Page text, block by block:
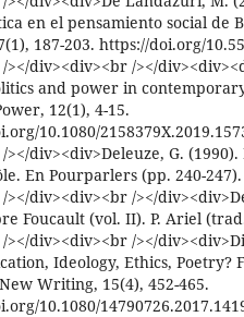
en el pensamiento social de
187-203. https://doi.org/
></div><div><br /></
and power in
12(1), 4-15.
10.1080/
></div><div>Deleuze, G.
En Pourparlers (pp. 240-
></div><div><br /></
Foucault (vol. II). P. Ariel
></div><div><br /></
Ideology, Ethics, Poetry?
Writing, 15(4), 452-465.
10.1080/